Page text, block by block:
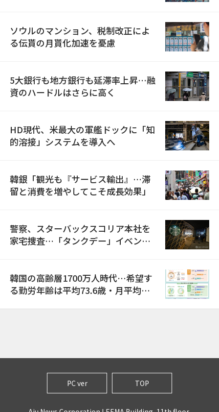
ソウルのマンション、税制改正によ
る伝貰の月貰化加速を憂慮
5大銀行も地方銀行も延滞率上昇…融
資のハードルはさらに高く
HD現代、米最大の軍艦ドックに「知
的溶接」システムを導入へ
韓銀「観光も『サービス輸出』…滞
留と消費を増やしてこそ成長効果」
警察、スターバックスコリア本社を
家宅捜査…「タンクデー」イベント
韓国の高齢層1700万人時代…希望す
る勤労年齢は平均73.6歳・月平均賃
PC ver TOP